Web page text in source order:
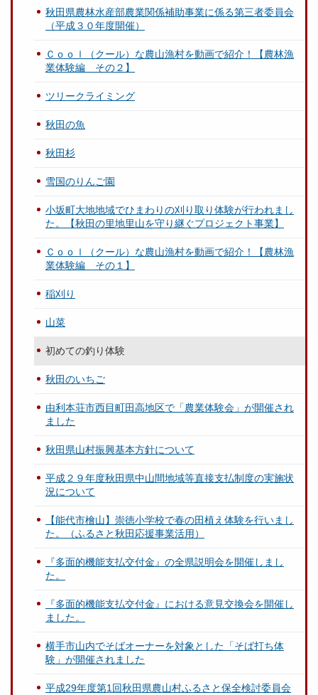
秋田県農林水産部農業関係補助事業に係る第三者委員会
（平成３０年度開催）
Ｃｏｏｌ（クール）な農山漁村を動画で紹介！【農林漁
業体験編 その２】
ツリークライミング
秋田の魚
秋田杉
雪国のりんご園
小坂町大地地域でひまわりの刈り取り体験が行われまし
た。【秋田の里地里山を守り継ぐプロジェクト事業】
Ｃｏｏｌ（クール）な農山漁村を動画で紹介！【農林漁
業体験編 その１】
稲刈り
山菜
初めての釣り体験
秋田のいちご
由利本荘市西目町田高地区で「農業体験会」が開催され
ました
秋田県山村振興基本方針について
平成２９年度秋田県中山間地域等直接支払制度の実施状
況について
【能代市檜山】崇徳小学校で春の田植え体験を行いまし
た。（ふるさと秋田応援事業活用）
『多面的機能支払交付金』の全県説明会を開催しまし
た。
『多面的機能支払交付金』における意見交換会を開催し
ました。
横手市⼭内でそばオーナーを対象とした「そば打ち体
験」が開催されました
平成29年度第1回秋田県農山村ふるさと保全検討委員会